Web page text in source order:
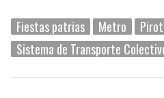
Fiestas patrias Metro
Sistema de Transporte